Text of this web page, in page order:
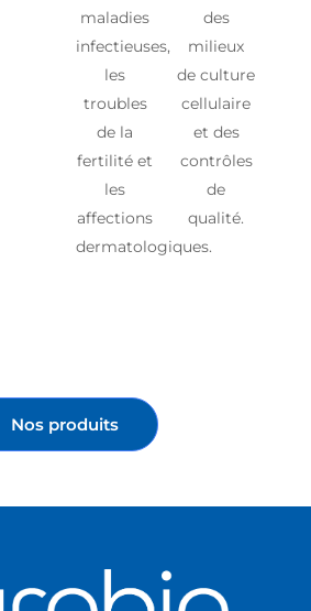
maladies
infectieuses,
les
troubles
de la
fertilité et
les
affections
dermatologiques.
des
milieux
de culture
cellulaire
et des
contrôles
de
qualité.
Nos produits